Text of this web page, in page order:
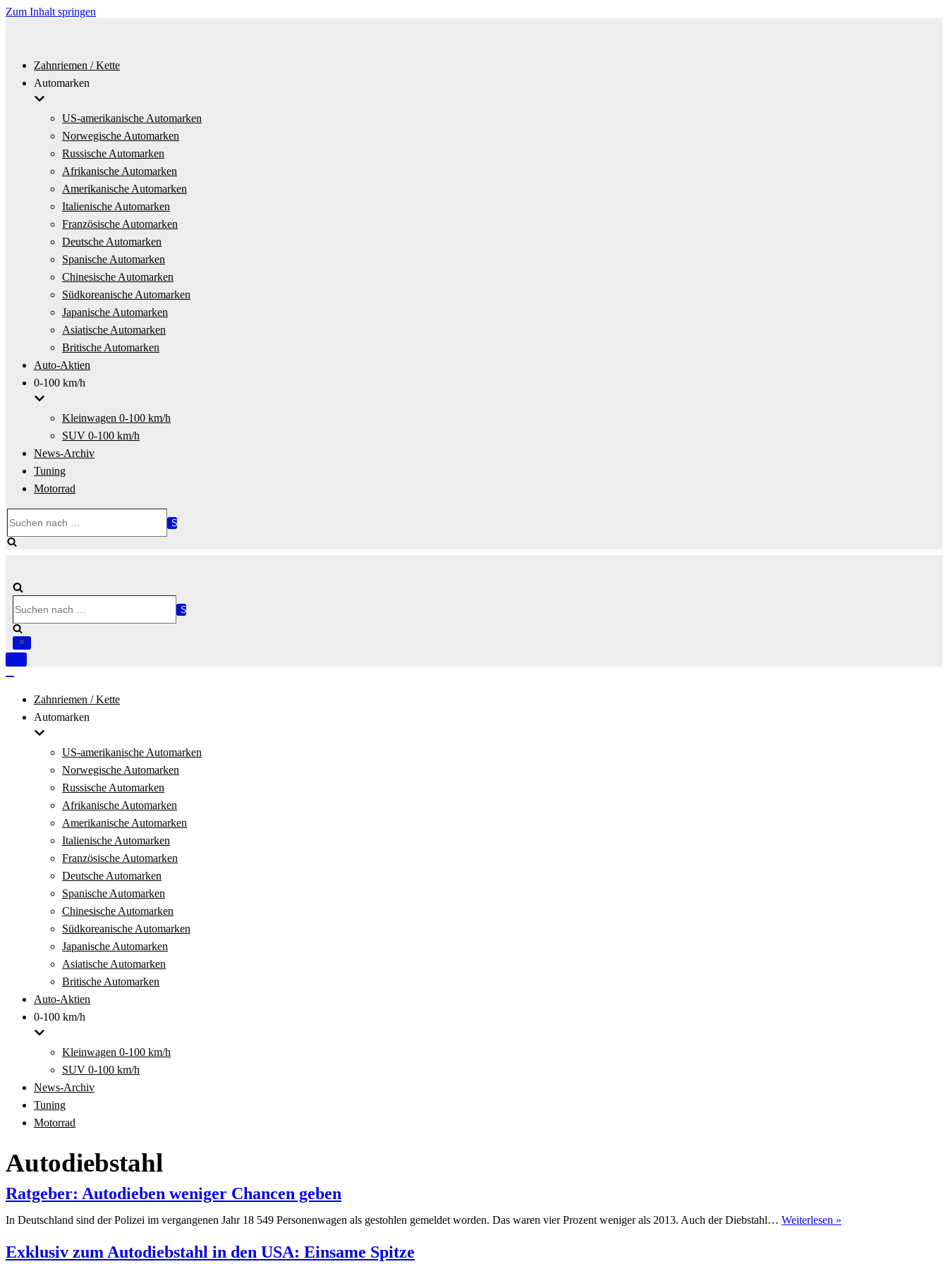
Zum Inhalt springen
Zahnriemen / Kette
Automarken
US-amerikanische Automarken
Norwegische Automarken
Russische Automarken
Afrikanische Automarken
Amerikanische Automarken
Italienische Automarken
Französische Automarken
Deutsche Automarken
Spanische Automarken
Chinesische Automarken
Südkoreanische Automarken
Japanische Automarken
Asiatische Automarken
Britische Automarken
Auto-Aktien
0-100 km/h
Kleinwagen 0-100 km/h
SUV 0-100 km/h
News-Archiv
Tuning
Motorrad
nach …
nach …
Navigation
Zahnriemen / Kette
Automarken
US-amerikanische Automarken
Norwegische Automarken
Russische Automarken
Afrikanische Automarken
Amerikanische Automarken
Italienische Automarken
Französische Automarken
Deutsche Automarken
Spanische Automarken
Chinesische Automarken
Südkoreanische Automarken
Japanische Automarken
Asiatische Automarken
Britische Automarken
Auto-Aktien
0-100 km/h
Kleinwagen 0-100 km/h
SUV 0-100 km/h
News-Archiv
Tuning
Motorrad
Autodiebstahl
Ratgeber: Autodieben weniger Chancen geben
In Deutschland sind der Polizei im vergangenen Jahr 18 549 Personenwagen als gestohlen gemeldet worden. Das waren vier Prozent weniger als 2013. Auch der Diebstahl… Weiterlesen »
Exklusiv zum Autodiebstahl in den USA: Einsame Spitze